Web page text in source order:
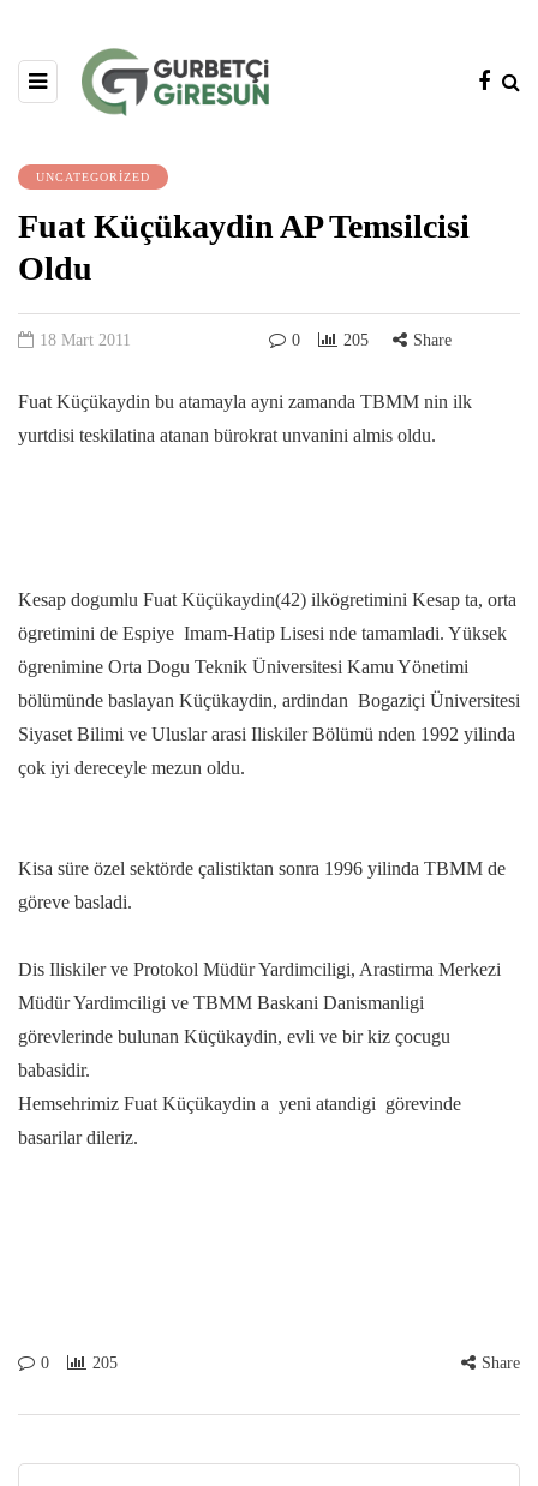
UNCATEGORIZED
Fuat Küçükaydin AP Temsilcisi
Oldu
18 Mart 2011 0 205 Share
Fuat Küçükaydin bu atamayla ayni zamanda TBMM nin ilk
yurtdisi teskilatina atanan bürokrat unvanini almis oldu.
Kesap dogumlu Fuat Küçükaydin(42) ilkögretimini Kesap ta, orta
ögretimini de Espiye Imam-Hatip Lisesi nde tamamladi. Yüksek
ögrenimine Orta Dogu Teknik Üniversitesi Kamu Yönetimi
bölümünde baslayan Küçükaydin, ardindan Bogaziçi Üniversitesi
Siyaset Bilimi ve Uluslar arasi Iliskiler Bölümü nden 1992 yilinda
çok iyi dereceyle mezun oldu.
Kisa süre özel sektörde çalistiktan sonra 1996 yilinda TBMM de
göreve basladi.
Dis Iliskiler ve Protokol Müdür Yardimciligi, Arastirma Merkezi
Müdür Yardimciligi ve TBMM Baskani Danismanligi
görevlerinde bulunan Küçükaydin, evli ve bir kiz çocugu
babasidir.
Hemsehrimiz Fuat Küçükaydin a yeni atandigi görevinde
basarilar dileriz.
0 205 Share